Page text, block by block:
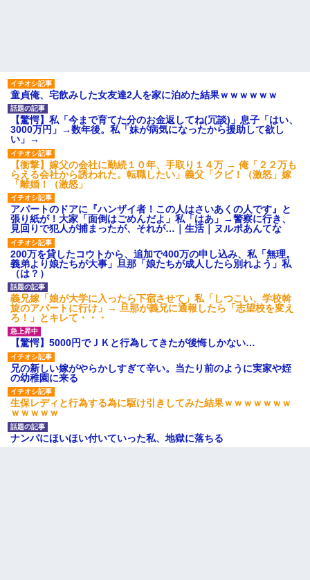
童貞俺、宅飲みした女友達2人を家に泊めた結果ｗｗｗｗｗｗ
【驚愕】私「今まで育てた分のお金返してね(冗談)」息子「はい、
3000万円」→数年後。私「妹が病気になったから援助して欲し
い」→
【衝撃】嫁父の会社に勤続１０年、手取り１４万 → 俺「２２万も
らえる会社から誘われた。転職したい」義父「クビ！（激怒」嫁
「離婚！（激怒」
アパートのドアに『ハンザイ者！この人はさいあくの人です』と
張り紙が！大家「面倒はごめんだよ」私「はあ」→警察に行き、
見回りで犯人が捕まったが、それが…｜生活｜ヌルポあんてな
200万を貸したコウトから、追加で400万の申し込み、私「無理。
義弟より娘たちが大事」旦那「娘たちが成人したら別れよう」私
（は？）
義兄嫁「娘が大学に入ったら下宿させて」私「しつこい、学校斡
旋のアパートに行け」→ 旦那が義兄に通報したら「志望校を変え
ろ！」とキレて・・・
【驚愕】5000円でＪＫと行為してきたが後悔しかない…
兄の新しい嫁がやらかしすぎて辛い。当たり前のように実家や姪
の幼稚園に来る
生保レディと行為する為に駆け引きしてみた結果ｗｗｗｗｗｗｗ
ｗｗｗｗｗ
ナンパにほいほい付いていった私、地獄に落ちる